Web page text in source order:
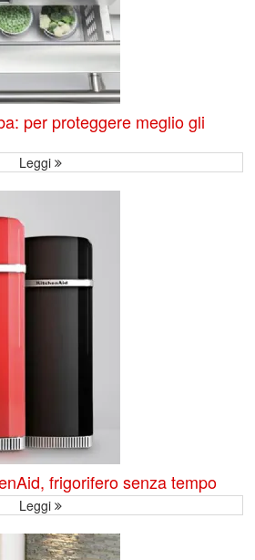
per proteggere meglio gli
Leggi
frigorifero senza tempo
Leggi